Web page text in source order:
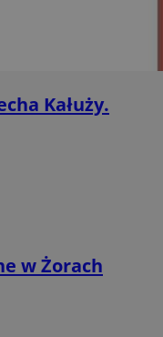
Kałuży.
w Żorach